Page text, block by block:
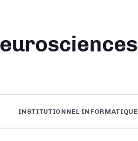
INSTITUTIONNEL INFORMATIQUE